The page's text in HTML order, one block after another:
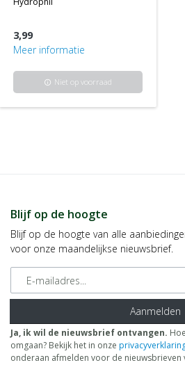
3,99
Meer informatie
info Niet op voorraad
Blijf op de hoogte
Blijf op de hoogte van alle
voor onze maandelijkse nieuwsbrief.
E-mailadres
Aanmelden
Ja, ik wil de nieuwsbrief ontvangen.
omgaan? Bekijk het in onze
onderaan afmelden voor de nieuwsbrieven